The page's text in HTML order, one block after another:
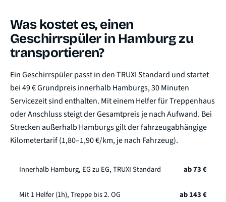
Was kostet es, einen
Geschirrspüler in Hamburg zu
transportieren?
Ein Geschirrspüler passt in den TRUXI Standard und startet
bei 49 € Grundpreis innerhalb Hamburgs, 30 Minuten
Servicezeit sind enthalten. Mit einem Helfer für Treppenhaus
oder Anschluss steigt der Gesamtpreis je nach Aufwand. Bei
Strecken außerhalb Hamburgs gilt der fahrzeugabhängige
Kilometertarif (1,80–1,90 €/km, je nach Fahrzeug).
Innerhalb Hamburg, EG zu EG, TRUXI Standard ab 73 €
Mit 1 Helfer (1h), Treppe bis 2. OG ab 143 €